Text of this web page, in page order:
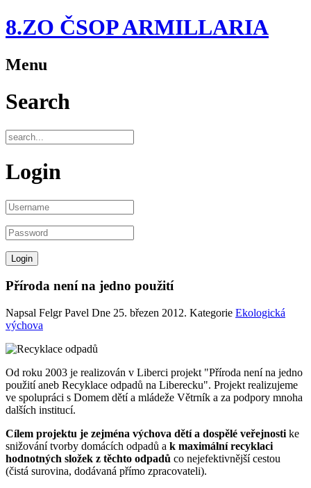
8.ZO ČSOP ARMILLARIA
Menu
Search
Login
Příroda není na jedno použití
Napsal Felgr Pavel Dne 25. březen 2012. Kategorie Ekologická
výchova
Od roku 2003 je realizován v Liberci projekt "Příroda není na jedno
použití aneb Recyklace odpadů na Liberecku". Projekt realizujeme
ve spolupráci s Domem dětí a mládeže Větrník a za podpory mnoha
dalších institucí.
Cílem projektu je zejména výchova dětí a dospělé veřejnosti ke
snižování tvorby domácích odpadů a k maximální recyklaci
hodnotných složek z těchto odpadů co nejefektivnější cestou
(čistá surovina, dodávaná přímo zpracovateli).